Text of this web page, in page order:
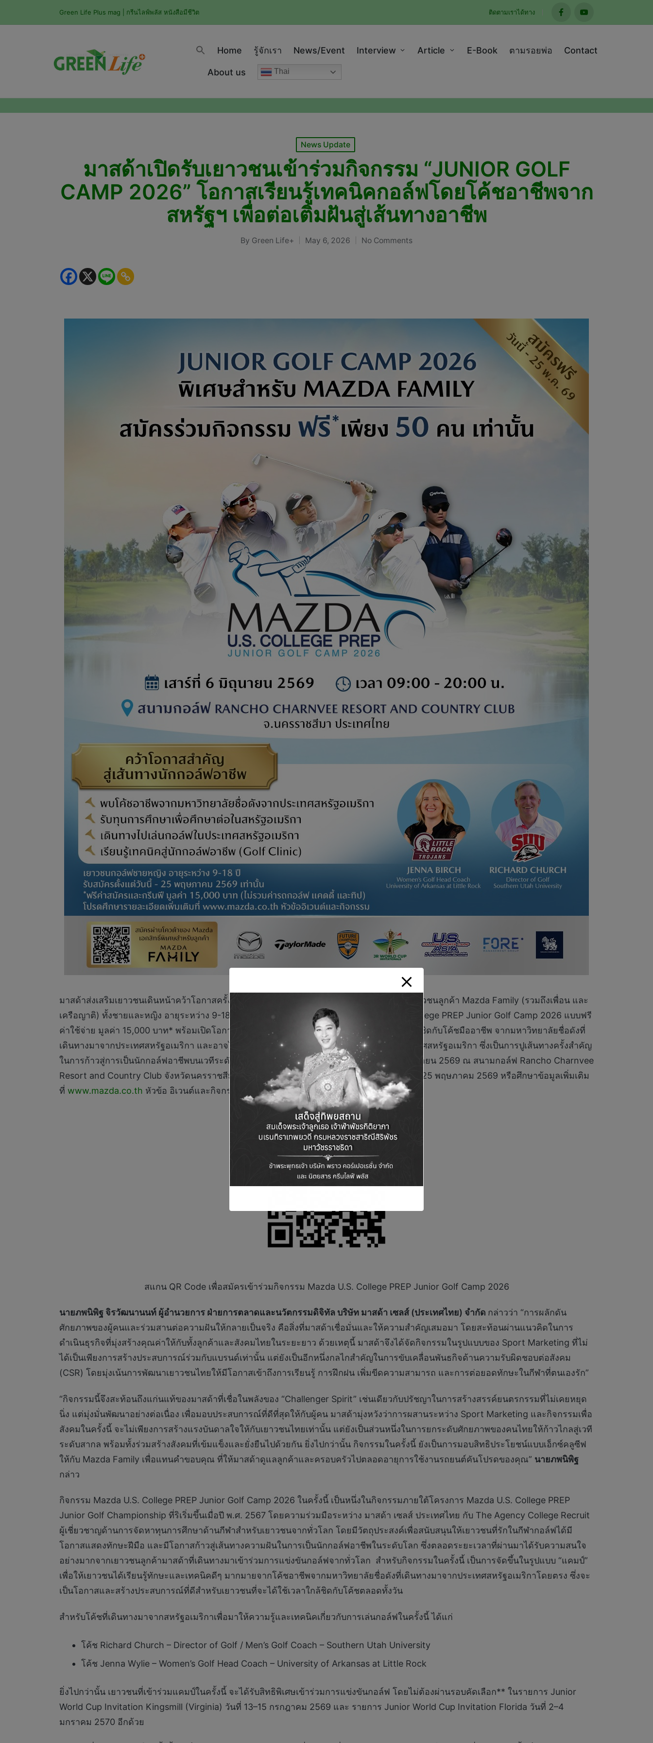
Green Life Plus mag | กรีนไลฟ์พลัส หนังสือมีชีวิต ติดตามเราได้ทาง
facebookyoutube
Home รู้จักเรา News/Event Interview Article E-Book ตามรอยพ่อ Contact
About us Thai
Posted
in
News Update
มาสด้าเปิดรับเยาวชนเข้าร่วมกิจกรรม “JUNIOR GOLF
CAMP 2026” โอกาสเรียนรู้เทคนิคกอล์ฟโดยโค้ชอาชีพจาก
สหรัฐฯ เพื่อต่อเติมฝันสู่เส้นทางอาชีพ
Posted
By Green Life+ May 6, 2026 No Comments
มาสด้าส่งเสริมเยาวชนเดินหน้าคว้าโอกาสครั้งสำคัญสู่การก้าวเป็นนักกอล์ฟอาชีพ เปิดรับสมัครเยาวชนลูกค้า Mazda Family (รวมถึงเพื่อน และ
เครือญาติ) ทั้งชายและหญิง อายุระหว่าง 9-18 ปี จำนวน 50 คน เข้าร่วมกิจกรรม Mazda U.S. College PREP Junior Golf Camp 2026 แบบฟรี
ค่าใช้จ่าย มูลค่า 15,000 บาท* พร้อมเปิดโอกาสให้เยาวชนได้เรียนรู้เทคนิคการเล่นกอล์ฟแบบใกล้ชิดกับโค้ชมืออาชีพ จากมหาวิทยาลัยชื่อดังที่
เดินทางมาจากประเทศสหรัฐอเมริกา และอาจได้รับการเสนอทุนการศึกษาเพื่อไปศึกษาต่อในประเทศสหรัฐอเมริกา ซึ่งเป็นการปูเส้นทางครั้งสำคัญ
ในการก้าวสู่การเป็นนักกอล์ฟอาชีพบนเวทีระดับโลก โดยกิจกรรมเตรียมจัดขึ้นในวันเสาร์ที่ 6 มิถุนายน 2569 ณ สนามกอล์ฟ Rancho Charnvee
Resort and Country Club จังหวัดนครราชสีมา โดยเปิดรับสมัครแล้วตั้งแต่วันนี้ จนถึงวันจันทร์ที่ 25 พฤษภาคม 2569 หรือศึกษาข้อมูลเพิ่มเติม
ที่ www.mazda.co.th หัวข้อ อิเวนต์และกิจกรรม
สแกน QR Code เพื่อสมัครเข้าร่วมกิจกรรม Mazda U.S. College PREP Junior Golf Camp 2026
นายภพนิพิฐ จิรวัฒนานนท์ ผู้อำนวยการ ฝ่ายการตลาดและนวัตกรรมดิจิทัล บริษัท มาสด้า เซลส์ (ประเทศไทย) จำกัด กล่าวว่า “การผลักดัน
ศักยภาพของผู้คนและร่วมสานต่อความฝันให้กลายเป็นจริง คือสิ่งที่มาสด้าเชื่อมั่นและให้ความสำคัญเสมอมา โดยสะท้อนผ่านแนวคิดในการ
ดำเนินธุรกิจที่มุ่งสร้างคุณค่าให้กับทั้งลูกค้าและสังคมไทยในระยะยาว ด้วยเหตุนี้ มาสด้าจึงได้จัดกิจกรรมในรูปแบบของ Sport Marketing ที่ไม่
ได้เป็นเพียงการสร้างประสบการณ์ร่วมกับแบรนด์เท่านั้น แต่ยังเป็นอีกหนึ่งกลไกสำคัญในการขับเคลื่อนพันธกิจด้านความรับผิดชอบต่อสังคม
(CSR) โดยมุ่งเน้นการพัฒนาเยาวชนไทยให้มีโอกาสเข้าถึงการเรียนรู้ การฝึกฝน เพิ่มขีดความสามารถ และการต่อยอดทักษะในกีฬาที่ตนเองรัก”
“กิจกรรมนี้จึงสะท้อนถึงแก่นแท้ของมาสด้าที่เชื่อในพลังของ “Challenger Spirit” เช่นเดียวกับปรัชญาในการสร้างสรรค์ยนตรกรรมที่ไม่เคยหยุด
นิ่ง แต่มุ่งมั่นพัฒนาอย่างต่อเนื่อง เพื่อมอบประสบการณ์ที่ดีที่สุดให้กับผู้คน มาสด้ามุ่งหวังว่าการผสานระหว่าง Sport Marketing และกิจกรรมเพื่อ
สังคมในครั้งนี้ จะไม่เพียงการสร้างแรงบันดาลใจให้กับเยาวชนไทยเท่านั้น แต่ยังเป็นส่วนหนึ่งในการยกระดับศักยภาพของคนไทยให้ก้าวไกลสู่เวที
ระดับสากล พร้อมทั้งร่วมสร้างสังคมที่เข้มแข็งและยั่งยืนไปด้วยกัน ยิ่งไปกว่านั้น กิจกรรมในครั้งนี้ ยังเป็นการมอบสิทธิประโยชน์แบบเอ็กซ์คลูซีฟ
ให้กับ Mazda Family เพื่อแทนคำขอบคุณ ที่ให้มาสด้าดูแลลูกค้าและครอบครัวไปตลอดอายุการใช้งานรถยนต์คันโปรดของคุณ” นายภพนิพิฐ
กล่าว
กิจกรรม Mazda U.S. College PREP Junior Golf Camp 2026 ในครั้งนี้ เป็นหนึ่งในกิจกรรมภายใต้โครงการ Mazda U.S. College PREP
Junior Golf Championship ที่ริเริ่มขึ้นเมื่อปี พ.ศ. 2567 โดยความร่วมมือระหว่าง มาสด้า เซลส์ ประเทศไทย กับ The Agency College Recruit
ผู้เชี่ยวชาญด้านการจัดหาทุนการศึกษาด้านกีฬาสำหรับเยาวชนจากทั่วโลก โดยมีวัตถุประสงค์เพื่อสนับสนุนให้เยาวชนที่รักในกีฬากอล์ฟได้มี
โอกาสแสดงทักษะฝีมือ และมีโอกาสก้าวสู่เส้นทางความฝันในการเป็นนักกอล์ฟอาชีพในระดับโลก ซึ่งตลอดระยะเวลาที่ผ่านมาได้รับความสนใจ
อย่างมากจากเยาวชนลูกค้ามาสด้าที่เดินทางมาเข้าร่วมการแข่งขันกอล์ฟจากทั่วโลก สำหรับกิจกรรมในครั้งนี้ เป็นการจัดขึ้นในรูปแบบ “แคมป์”
เพื่อให้เยาวชนได้เรียนรู้ทักษะและเทคนิคดีๆ มากมายจากโค้ชอาชีพจากมหาวิทยาลัยชื่อดังที่เดินทางมาจากประเทศสหรัฐอเมริกาโดยตรง ซึ่งจะ
เป็นโอกาสและสร้างประสบการณ์ที่ดีสำหรับเยาวชนที่จะได้ใช้เวลาใกล้ชิดกับโค้ชตลอดทั้งวัน
สำหรับโค้ชที่เดินทางมาจากสหรัฐอเมริกาเพื่อมาให้ความรู้และเทคนิคเกี่ยวกับการเล่นกอล์ฟในครั้งนี้ ได้แก่
โค้ช Richard Church – Director of Golf / Men’s Golf Coach – Southern Utah University
โค้ช Jenna Wylie – Women’s Golf Head Coach – University of Arkansas at Little Rock
ยิ่งไปกว่านั้น เยาวชนที่เข้าร่วมแคมป์ในครั้งนี้ จะได้รับสิทธิพิเศษเข้าร่วมการแข่งขันกอล์ฟ โดยไม่ต้องผ่านรอบคัดเลือก** ในรายการ Junior
World Cup Invitation Kingsmill (Virginia) วันที่ 13–15 กรกฎาคม 2569 และ รายการ Junior World Cup Invitation Florida วันที่ 2–4
มกราคม 2570 อีกด้วย